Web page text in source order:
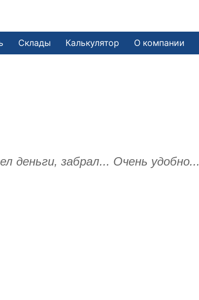
Склады Калькулятор О компании
деньги, забрал... Очень удобно...